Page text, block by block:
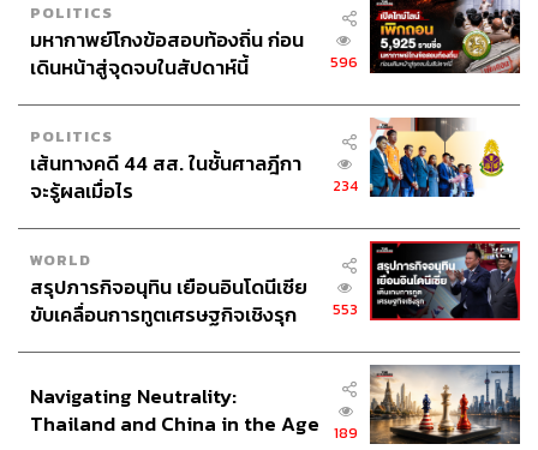
POLITICS
มหากาพย์โกงข้อสอบท้องถิ่น ก่อน
เดินหน้าสู่จุดจบในสัปดาห์นี้
596
POLITICS
เส้นทางคดี 44 สส. ในชั้นศาลฎีกา
จะรู้ผลเมื่อไร
234
WORLD
สรุปภารกิจอนุทิน เยือนอินโดนีเซีย
ขับเคลื่อนการทูตเศรษฐกิจเชิงรุก
553
Navigating Neutrality:
Thailand and China in the Age
189